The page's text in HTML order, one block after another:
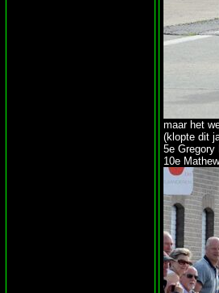
maar het
(klopte dit
5e
10e